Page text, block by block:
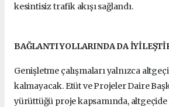
kesintisiz trafik akışı sağlandı.
BAĞLANTI YOLLARINDA DA
Genişletme çalışmaları yalnızca
kalmayacak. Etüt ve Projeler Daire
yürüttüğü proje kapsamında,